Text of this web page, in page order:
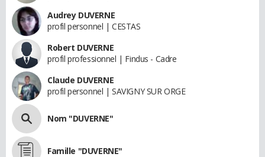
Audrey DUVERNE
profil personnel | CESTAS
Robert DUVERNE
profil professionnel | Findus - Cadre
Claude DUVERNE
profil personnel | SAVIGNY SUR ORGE
Nom "DUVERNE"
Famille "DUVERNE"